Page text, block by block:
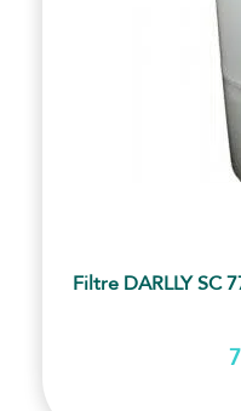
Filtre DARLLY SC